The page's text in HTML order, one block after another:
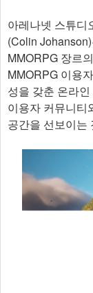
아레나넷 스튜디
(Colin
MMORPG 장르
MMORPG 이용
성을 갖춘 온라
이용자 커뮤니티
공간을 선보이는